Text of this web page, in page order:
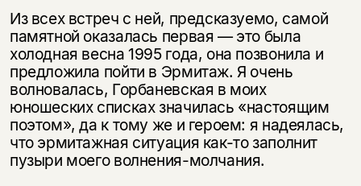
Из всех встреч с ней, предсказуемо, самой
памятной оказалась первая — это была
холодная весна 1995 года, она позвонила и
предложила пойти в Эр­митаж. Я очень
волновалась, Горбаневская в моих
юношеских списках значи­лась «настоящим
поэтом», да к тому же и героем: я надеялась,
что эрмитаж­ная ситуация как-то заполнит
пузыри моего волнения-молчания.